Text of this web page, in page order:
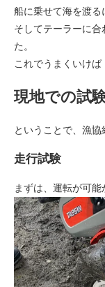
船に乗せて海を渡る
そしてテーラーに
た。
これでうまくいけば
現地での試
ということで、漁協
走行試験
まずは、運転が可能